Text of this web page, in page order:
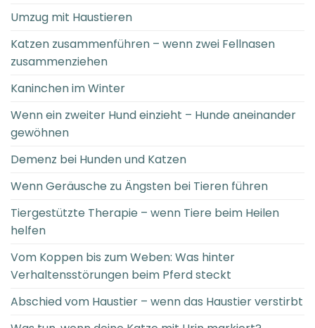
Umzug mit Haustieren
Katzen zusammenführen – wenn zwei Fellnasen
zusammenziehen
Kaninchen im Winter
Wenn ein zweiter Hund einzieht – Hunde aneinander
gewöhnen
Demenz bei Hunden und Katzen
Wenn Geräusche zu Ängsten bei Tieren führen
Tiergestützte Therapie – wenn Tiere beim Heilen
helfen
Vom Koppen bis zum Weben: Was hinter
Verhaltensstörungen beim Pferd steckt
Abschied vom Haustier – wenn das Haustier verstirbt